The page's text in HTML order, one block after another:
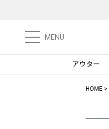
MENU
アウター
HOME